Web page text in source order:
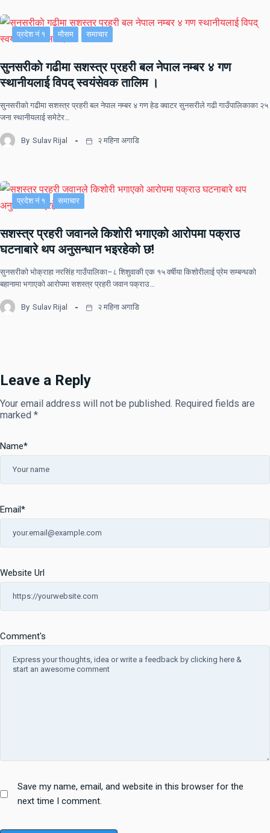
प्रदेश नं १ मौसम समाचार
सुनसरीकाे गढीमा सशस्त्र प्रहरी बल नेपाल नम्बर ४ गण
स्थानीयलाई विपद् स्वयंसेवक तालिम ।
सुनसरीकाे गढीमा सशस्त्र प्रहरी बल नेपाल नम्बर ४ गण हेड क्वाटर सुनसरीले गढी गाउँपालिकाका २५
जना स्थानीयलाई समेटेर…
By Sulav Rijal २ महिना अगाडि
प्रदेश नं १ समाचार
सशस्त्र प्रहरी जवानले किशोरी भगाएको आरोपमा पक्राउ
घटनाबारे थप अनुसन्धान भइरहेको छ!
सुनसरीको भोक्राहा नरसिंह गाउँपालिका–८ शिशुवाकी एक १५ वर्षीया किशोरीलाई प्रेम सम्बन्धको
बहानामा भगाएको आरोपमा सशस्त्र प्रहरी जवान पक्राउ…
By Sulav Rijal २ महिना अगाडि
Leave a Reply
Your email address will not be published. Required fields are
marked *
Comment's
Name*
Email *
Website Url
Save my name, email, and website in this browser for the
next time I comment.